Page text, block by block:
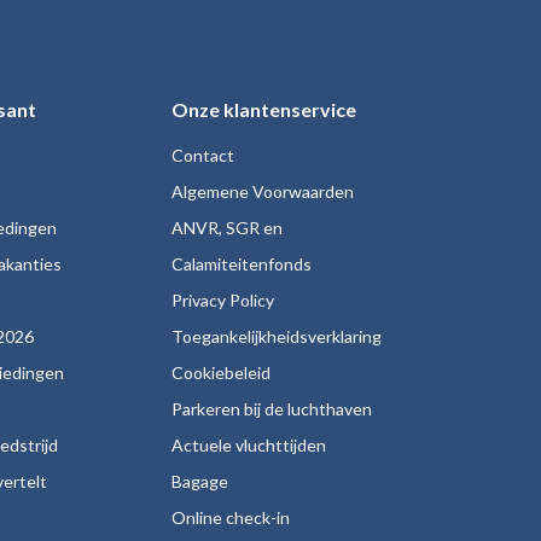
Onze klantenservice
Contact
Algemene Voorwaarden
ANVR, SGR en
Calamiteitenfonds
Privacy Policy
Toegankelijkheidsverklaring
Cookiebeleid
Parkeren bij de luchthaven
Actuele vluchttijden
Bagage
Online check-in